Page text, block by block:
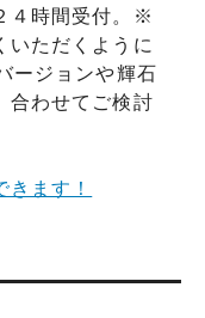
４時間受付。※
いただくように
ージョンや輝石
合わせてご検討
ます！